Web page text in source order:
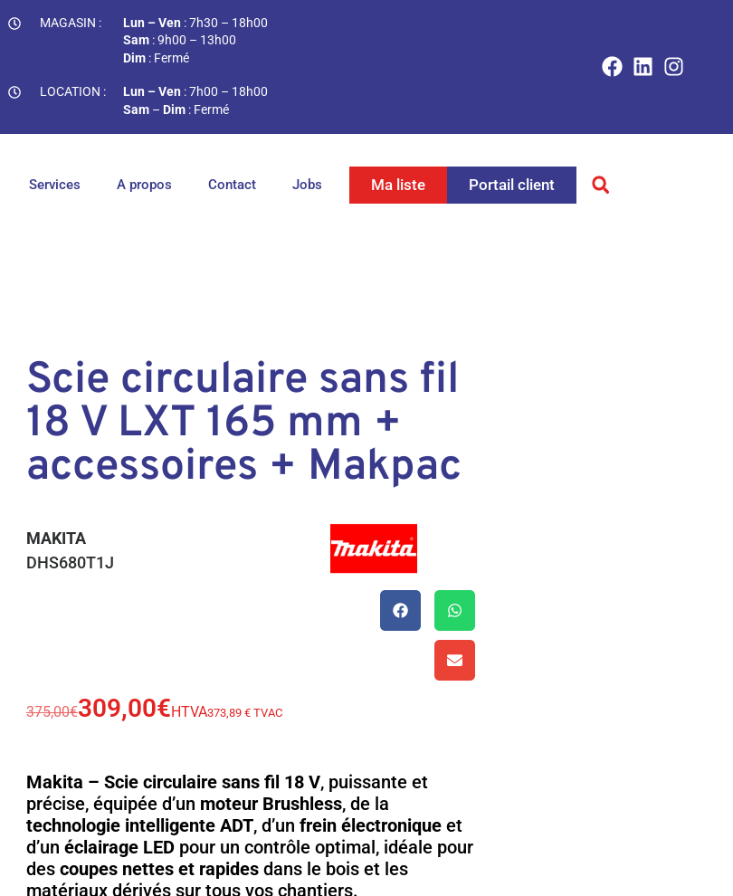
MAGASIN : Lun – Ven : 7h30 – 18h00
Sam : 9h00 – 13h00
Dim : Fermé
LOCATION : Lun – Ven : 7h00 – 18h00
Sam – Dim : Fermé
Services A propos Contact Jobs Ma liste Portail client
Scie circulaire sans fil
18 V LXT 165 mm +
accessoires + Makpac
MAKITA
DHS680T1J
375,00€309,00€HTVA373,89 € TVAC
Makita – Scie circulaire sans fil 18 V, puissante et
précise, équipée d’un moteur Brushless, de la
technologie intelligente ADT, d’un frein électroniqueet
d’un éclairage LEDpour un contrôle optimal, idéale pour
des coupes nettes et rapidesdans le bois et les
matériaux dérivés sur tous vos chantiers.